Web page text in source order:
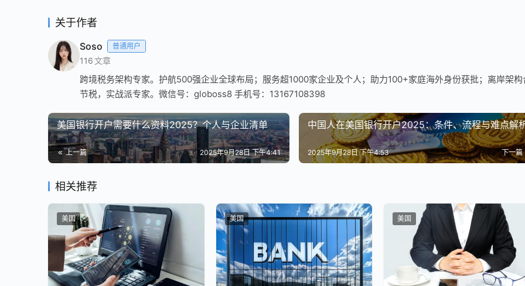
关于作者
Soso 普通用户
116文章
跨境税务架构专家。护航500强企业全球布局；服务超1000家企业及个人；助力100+家庭海外身份获批；离岸架构
节税，实战派专家。微信号：globoss8 手机号：13167108398
美国银行开户需要什么资料2025？个人与企业清单
上一篇 2025年9月28日 下午4:41
中国人在美国银行开户2025：条件、流程与难点解
下一篇
2025年9月28日 下午4:53
相关推荐
美国 美国 美国